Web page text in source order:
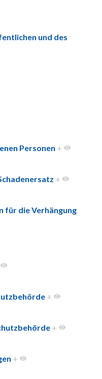
und des
Personen +
+
für die Verhängung
+
+
+